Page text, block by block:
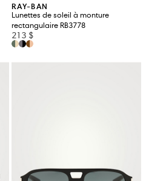
RAY-BAN
Lunettes de soleil à monture
rectangulaire RB3778
213 $